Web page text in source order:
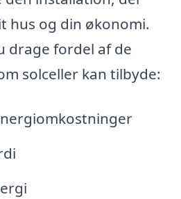
hus og din økonomi.
drage fordel af de
solceller kan tilbyde: